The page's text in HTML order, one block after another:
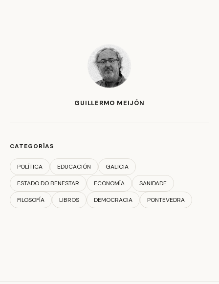
GUILLERMO MEIJÓN
CATEGORÍAS
POLÍTICA EDUCACIÓN GALICIA
ESTADO DO BENESTAR ECONOMÍA SANIDADE
FILOSOFÍA LIBROS DEMOCRACIA PONTEVEDRA